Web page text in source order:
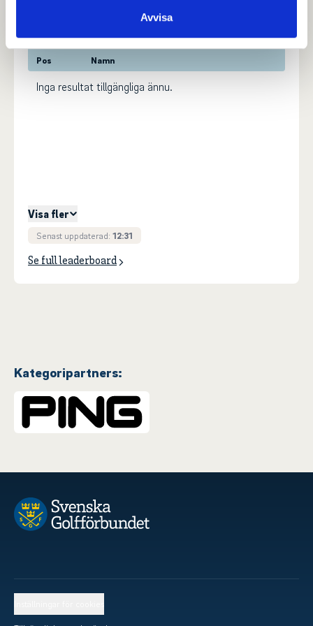
Avvisa
Pos Namn
Inga resultat tillgängliga ännu.
Visa fler
Senast uppdaterad: 12:31
Se full leaderboard
Kategoripartners: